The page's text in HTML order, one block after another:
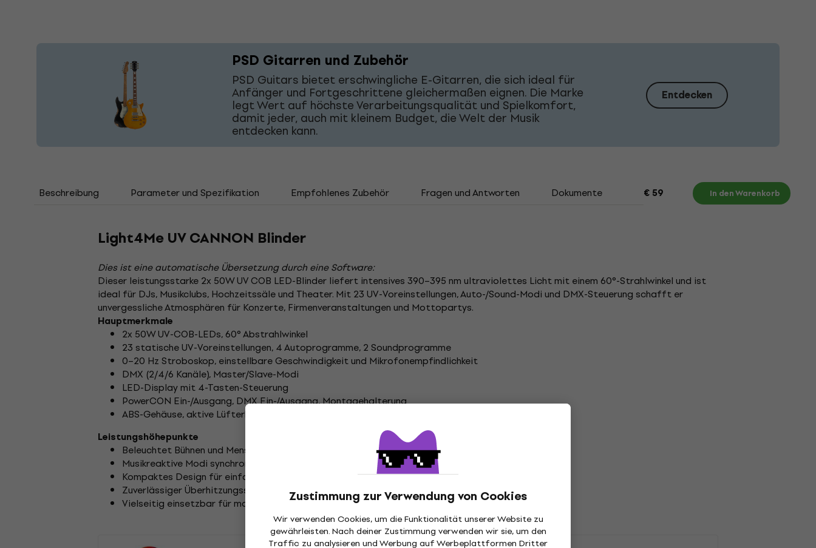
Zustimmung zur Verwendung von Cookies
Wir verwenden Cookies, um die Funktionalität unserer Website zu
gewährleisten. Nach deiner Zustimmung verwenden wir sie, um den
Traffic zu analysieren und Werbung auf Werbeplattformen Dritter
PSD Gitarren und Zubehör
PSD Guitars bietet erschwingliche E-Gitarren, die sich ideal für
Anfänger und Fortgeschrittene gleichermaßen eignen. Die Marke
legt Wert auf höchste Verarbeitungsqualität und Spielkomfort,
damit jeder, auch mit kleinem Budget, die Welt der Musik
entdecken kann.
Entdecken
Beschreibung Parameter und Spezifikation Empfohlenes Zubehör Fragen und Antworten Dokumente € 59 In den Warenkorb
Light4Me UV CANNON Blinder
Dies ist eine automatische Übersetzung durch eine Software:
Dieser leistungsstarke 2x 50W UV COB LED-Blinder liefert intensives 390–395 nm ultraviolettes Licht mit einem 60°-Strahlwinkel und ist
ideal für DJs, Musikclubs, Hochzeitssäle und Theater. Mit 23 UV-Voreinstellungen, Auto-/Sound-Modi und DMX-Steuerung schafft er
unvergessliche Atmosphären für Konzerte, Firmenveranstaltungen und Mottopartys.
Hauptmerkmale
2x 50W UV-COB-LEDs, 60° Abstrahlwinkel
23 statische UV-Voreinstellungen, 4 Autoprogramme, 2 Soundprogramme
0–20 Hz Stroboskop, einstellbare Geschwindigkeit und Mikrofonempfindlichkeit
DMX (2/4/6 Kanäle), Master/Slave-Modi
LED-Display mit 4-Tasten-Steuerung
PowerCON Ein-/Ausgang, DMX Ein-/Ausgang, Montagehalterung
ABS-Gehäuse, aktive Lüfterkühlung, Sicherheitsöse, 1,3 kg
Leistungshöhepunkte
Beleuchtet Bühnen und Menschenmengen für dynamische, immersive UV-Effekte
Musikreaktive Modi synchronisieren sich mit Rhythmen für verbesserte Shows
Kompaktes Design für einfachen Transport und schnellen Aufbau
Zuverlässiger Überhitzungsschutz für lange Auftritte
Vielseitig einsetzbar für mobile DJs, Eventfirmen und Lichtshows